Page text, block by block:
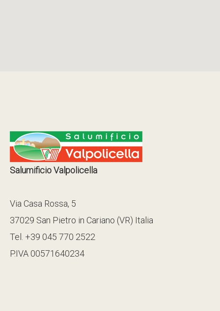
Salumificio Valpolicella
Via Casa Rossa, 5
37029 San Pietro in Cariano (VR) Italia
Tel. +39 045 770 2522
P.IVA 00571640234